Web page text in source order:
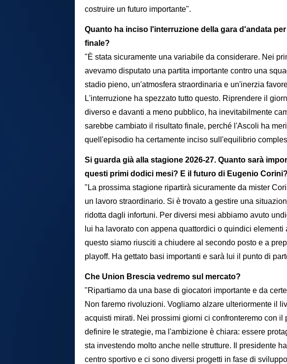
costruire un futuro importante".
Quanto ha inciso l'interruzione della gara d'andata
finale?
"È stata sicuramente una variabile da considerare. Nei
avevamo disputato una partita importante contro una
stadio pieno, un'atmosfera straordinaria e un'inerzia
L'interruzione ha spezzato tutto questo. Riprendere il
diverso e davanti a meno pubblico, ha inevitabilmente
sarebbe cambiato il risultato finale, perché l'Ascoli ha
quell'episodio ha certamente inciso sull'equilibrio
Si guarda già alla stagione 2026-27. Quanto sarà
questi primi dodici mesi? E il futuro di Eugenio Corini?
"La prossima stagione ripartirà sicuramente da mister
un lavoro straordinario. Si è trovato a gestire una
ridotta dagli infortuni. Per diversi mesi abbiamo avuto
lui ha lavorato con appena quattordici o quindici
questo siamo riusciti a chiudere al secondo posto e a
playoff. Ha gettato basi importanti e sarà lui il punto di
Che Union Brescia vedremo sul mercato?
"Ripartiamo da una base di giocatori importante e da
Non faremo rivoluzioni. Vogliamo alzare ulteriormente il
acquisti mirati. Nei prossimi giorni ci confronteremo con il
definire le strategie, ma l'ambizione è chiara: essere
sta investendo molto anche nelle strutture. Il presidente
centro sportivo e ci sono diversi progetti in fase di